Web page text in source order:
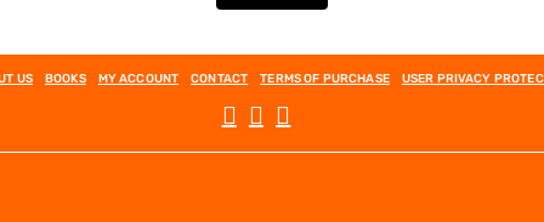
US BOOKS MY ACCOUNT CONTACT TERMS OF PURCHASE USER PRIVACY